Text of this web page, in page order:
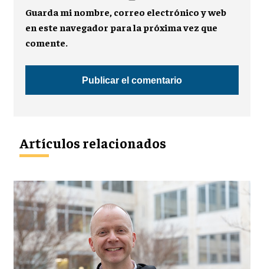
Guarda mi nombre, correo electrónico y web
en este navegador para la próxima vez que
comente.
Artículos relacionados